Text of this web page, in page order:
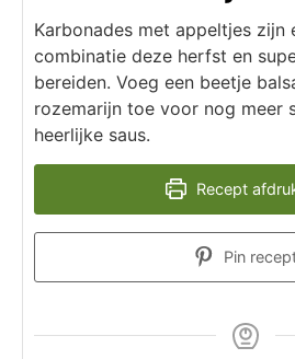
Karbonades met appeltjes zijn
combinatie deze herfst en
bereiden. Voeg een beetje
rozemarijn toe voor nog meer
heerlijke saus.
Recept
Pin